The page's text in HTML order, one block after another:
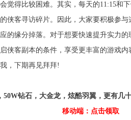
得比较困难。其实，每天的11:15和下
侠客寻访碎片。因此，大家要积极参
缘分掉落。对于想要快速提升实力的
侠客副本的条件，享受更丰富的游戏内
，下期再见拜拜!
钻石，大金龙，炫酷羽翼，更有几
移动端：点击领取